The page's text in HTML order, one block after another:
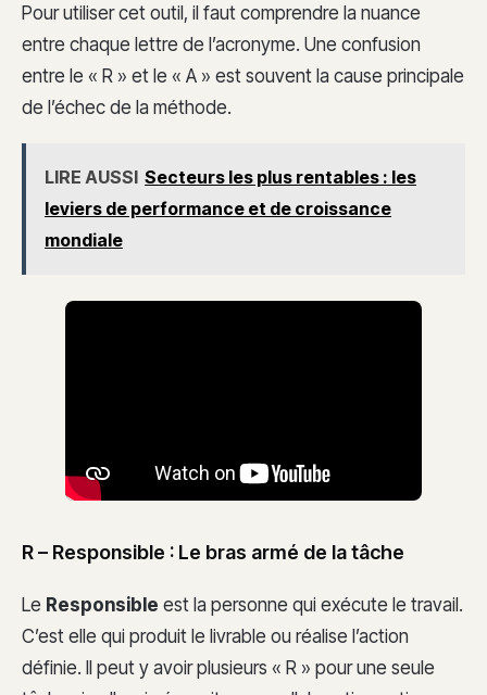
Pour utiliser cet outil, il faut comprendre la nuance
entre chaque lettre de l’acronyme. Une confusion
entre le « R » et le « A » est souvent la cause principale
de l’échec de la méthode.
LIRE AUSSI Secteurs les plus rentables : les
leviers de performance et de croissance
mondiale
R – Responsible : Le bras armé de la tâche
Le Responsible est la personne qui exécute le travail.
C’est elle qui produit le livrable ou réalise l’action
définie. Il peut y avoir plusieurs « R » pour une seule